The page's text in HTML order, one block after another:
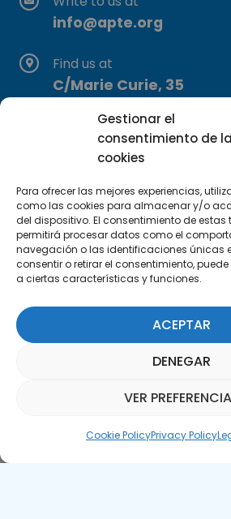
Gestionar el
consentimiento de
cookies
Para ofrecer las mejores experiencias,
como las cookies para almacenar y/o
del dispositivo. El consentimiento de
permitirá procesar datos como el
navegación o las identificaciones únicas
consentir o retirar el consentimiento,
a ciertas características y funciones.
ACEPTAR
DENEGAR
VER
Cookie PolicyPrivacy Policy
info@apte.org
Find us at
C/Marie Curie, 35
Subscribe to our
SUBSCRIBE HERE